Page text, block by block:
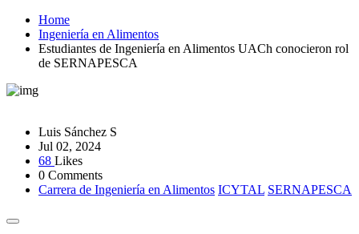
Home
Ingeniería en Alimentos
Estudiantes de Ingeniería en Alimentos UACh conocieron rol
de SERNAPESCA
Luis Sánchez S
Jul 02, 2024
68 Likes
0 Comments
Carrera de Ingeniería en Alimentos ICYTAL SERNAPESCA